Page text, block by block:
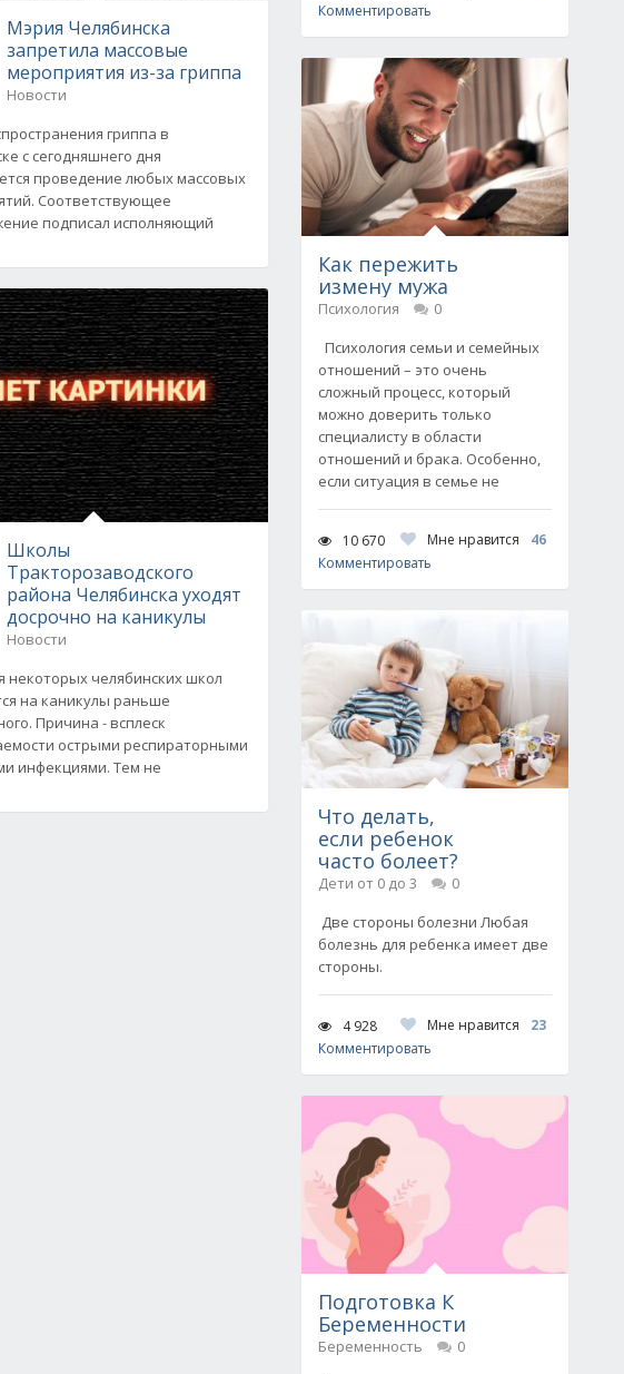
Мэрия Челябинска
запретила массовые
мероприятия из-за гриппа
Новости
гриппа в
с сегодняшнего дня
проведение любых массовых
Соответствующее
подписал исполняющий
Школы
Тракторозаводского
района Челябинска уходят
досрочно на каникулы
Новости
некоторых челябинских школ
на каникулы раньше
Причина - всплеск
острыми респираторными
инфекциями. Тем не
Комментировать
Как пережить
измену мужа
Психология
0
Психология семьи и семейных
отношений – это очень
сложный процесс, который
можно доверить только
специалисту в области
отношений и брака. Особенно,
если ситуация в семье не
10 670 Мне нравится
46
Комментировать
Что делать,
если ребенок
часто болеет?
Дети от 0 до 3
0
Две стороны болезни Любая
болезнь для ребенка имеет две
стороны.
4 928 Мне нравится
23
Комментировать
Подготовка К
Беременности
Беременность
0